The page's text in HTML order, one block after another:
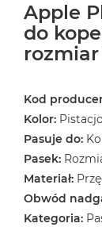
Apple
do
rozmiar
Kod
Kolor:
Pasuje do:
Pasek:
Materiał:
Obwód
Kategoria: